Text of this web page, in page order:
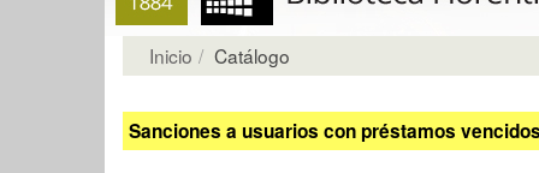
Inicio Catálogo
Sanciones a usuarios con préstamos